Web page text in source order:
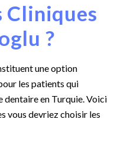
Cliniques
?
une option
les patients qui
dentaire en Turquie. Voici
vous devriez choisir les